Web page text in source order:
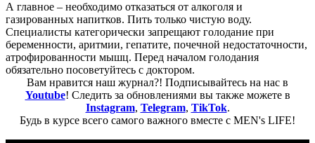
А главное – необходимо отказаться от алкоголя и
газированных напитков. Пить только чистую воду.
Специалисты категорически запрещают голодание при
беременности, аритмии, гепатите, почечной недостаточности,
атрофированности мышц. Перед началом голодания
обязательно посоветуйтесь с доктором.
Вам нравится наш журнал?! Подписывайтесь на нас в
Youtube! Следить за обновлениями вы также можете в
Instagram, Telegram, TikTok.
Будь в курсе всего самого важного вместе с MEN's LIFE!